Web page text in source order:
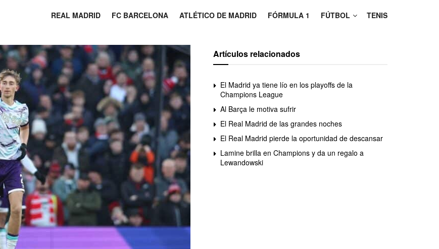
REAL MADRID FC BARCELONA ATLÉTICO DE MADRID FÓRMULA 1 FÚTBOL TENIS
Artículos relacionados
El Madrid ya tiene lío en los playoffs de la
Champions League
Al Barça le motiva sufrir
El Real Madrid de las grandes noches
El Real Madrid pierde la oportunidad de descansar
Lamine brilla en Champions y da un regalo a
Lewandowski